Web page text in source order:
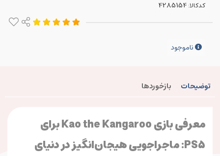
کدکالا:
ناموجود
توضیحات بازخوردها
معرفی بازی Kao the Kangaroo برای
PS5: ماجراجویی هیجان‌انگیز در دنیای